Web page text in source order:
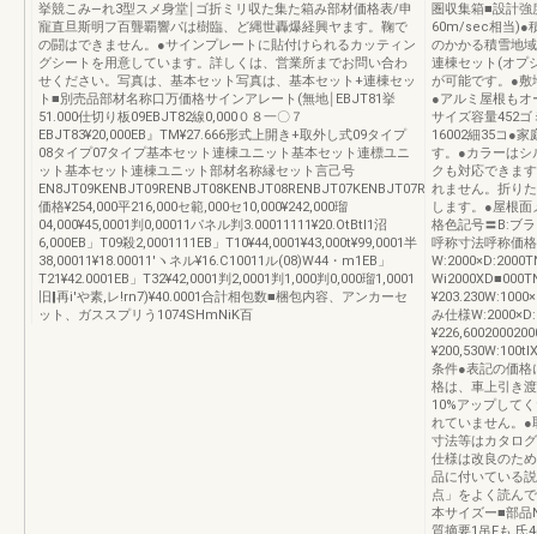
挙競こみ―れ3型スメ身堂￨ゴ折ミリ収た集た箱み部材価格表/申
寵直旦斯明フ百聾覇響パは樹臨、ど縄世轟爆経興ヤます。鞠で
の闘はできません。●サインプレートに貼付けられるカッティン
グシートを用意しています。詳しくは、営業所までお問い合わ
せください。写真は、基本セット写真は、基本セット+連棟セッ
ト■別売品部材名称口万価格サインアレート(無地￨EBJT81挙
51.000仕切り板09EBJT82線0,000０８一〇７
EBJT83¥20,000EB』TM¥27.666形式上開き+取外し式09タイプ
08タイプ07タイプ基本セット連棟ユニット基本セット連標ユニ
ット基本セット連棟ユニット部材名称縁セット言己号
EN8JT09KENBJT09RENBJT08KENBJT08RENBJT07KENBJT07R
価格¥254,000平216,000セ範,000セ10,000¥242,000瑠
04,000¥45,0001判0,00011パネル判3.00011111¥20.OtBtl1沼
6,000EB」T09殺2,0001111EB」T10¥44,0001¥43,000t¥99,0001半
38,00011¥18.00011′ヽネル¥16.C10011ル(08)W44・m1EB」
T21¥42.0001EB」T32¥42,0001判2,0001判1,000判0,000瑠1,0001
旧‖再i′や素,レ!rn7)¥40.0001合計相包数■梱包内容、アンカーセ
ット、ガススプリう1074SHmNiK百
圏収集箱■設計
60m/sec相当)●
のかかる積雪地
連棟セット(オプ
が可能です。●敷
●アルミ屋根も
サイズ容量452ゴ
16002細35コ●家
す。●カラーはシ
クも対応できま
れません。折り
します。●屋根
格色記号〓B:ブ
呼称寸法呼称価
み仕様
条件●表記の価格
格は、車上引き
10%アップして
れていません。●
寸法等はカタロ
仕様は改良のた
品に付いている
点」をよく読ん
本サイズー■部